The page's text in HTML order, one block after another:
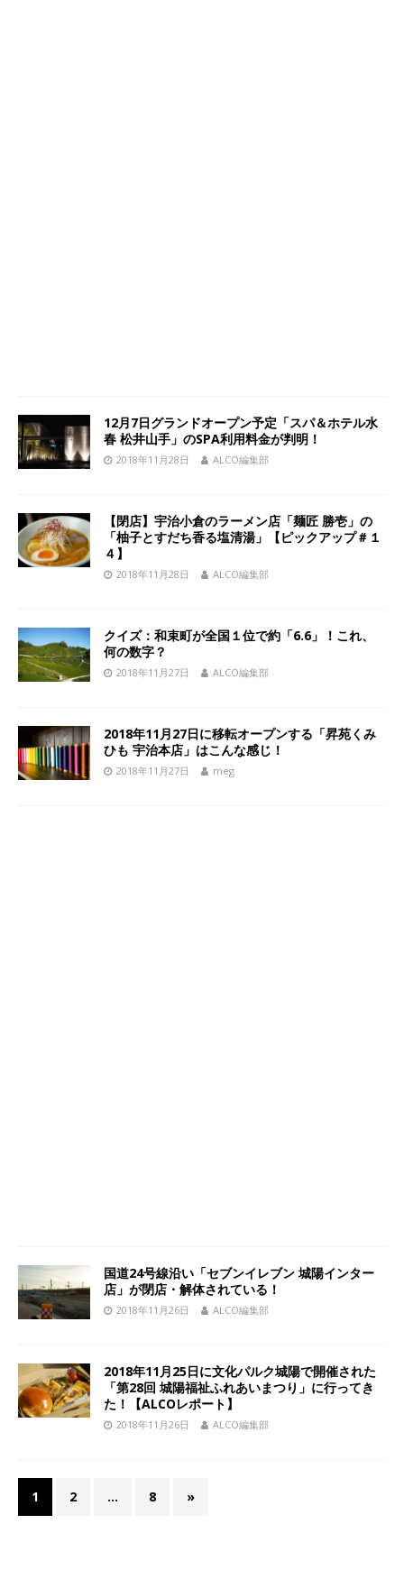
12月7日グランドオープン予定「スパ＆ホテル水
春 松井山手」のSPA利用料金が判明！
2018年11月28日 ALCO編集部
【閉店】宇治小倉のラーメン店「麺匠 勝壱」の
「柚子とすだち香る塩清湯」【ピックアップ＃１
４】
2018年11月28日 ALCO編集部
クイズ：和束町が全国１位で約「6.6」！これ、
何の数字？
2018年11月27日 ALCO編集部
2018年11月27日に移転オープンする「昇苑くみ
ひも 宇治本店」はこんな感じ！
2018年11月27日 meg
国道24号線沿い「セブンイレブン 城陽インター
店」が閉店・解体されている！
2018年11月26日 ALCO編集部
2018年11月25日に文化パルク城陽で開催された
「第28回 城陽福祉ふれあいまつり」に行ってき
た！【ALCOレポート】
2018年11月26日 ALCO編集部
1 2 … 8 »